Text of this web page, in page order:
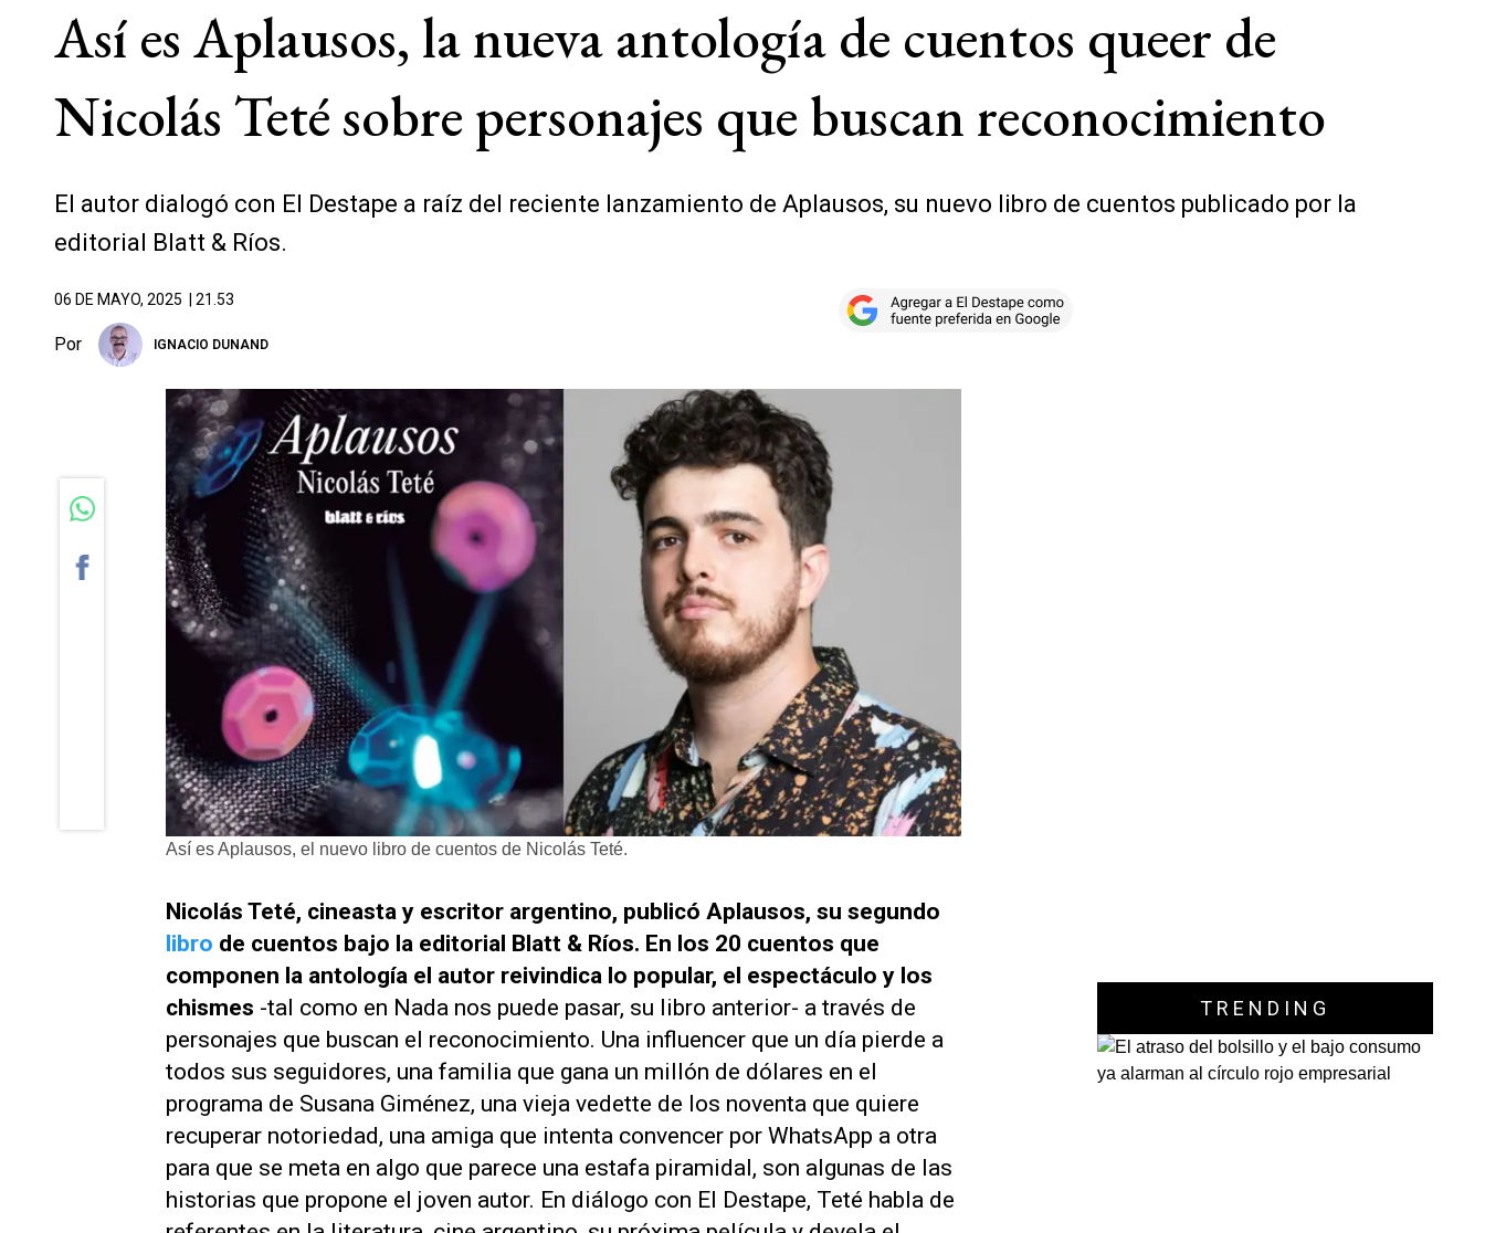
Así es Aplausos, la nueva antología de cuentos queer de
Nicolás Teté sobre personajes que buscan reconocimiento
El autor dialogó con El Destape a raíz del reciente lanzamiento de Aplausos, su nuevo libro de cuentos publicado por la
editorial Blatt & Ríos.
06 DE MAYO, 2025 | 21.53
Por IGNACIO DUNAND
Así es Aplausos, el nuevo libro de cuentos de Nicolás Teté.
Nicolás Teté, cineasta y escritor argentino, publicó Aplausos, su segundo
libro de cuentos bajo la editorial Blatt & Ríos. En los 20 cuentos que
componen la antología el autor reivindica lo popular, el espectáculo y los
chismes -tal como en Nada nos puede pasar, su libro anterior- a través de
personajes que buscan el reconocimiento. Una influencer que un día pierde a
todos sus seguidores, una familia que gana un millón de dólares en el
programa de Susana Giménez, una vieja vedette de los noventa que quiere
recuperar notoriedad, una amiga que intenta convencer por WhatsApp a otra
para que se meta en algo que parece una estafa piramidal, son algunas de las
historias que propone el joven autor. En diálogo con El Destape, Teté habla de
TRENDING